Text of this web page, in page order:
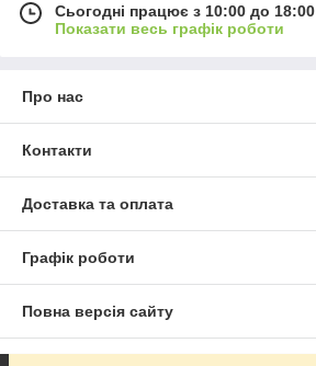
Сьогодні працює з 10:00 до 18:00
Показати весь графік роботи
Про нас
Контакти
Доставка та оплата
Графік роботи
Повна версія сайту